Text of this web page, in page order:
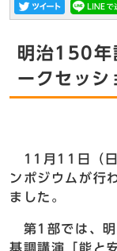
明治150年
ークセッシ
11月11日（日
ンポジウムが行
ました。
第1部では、
基調講演「能と